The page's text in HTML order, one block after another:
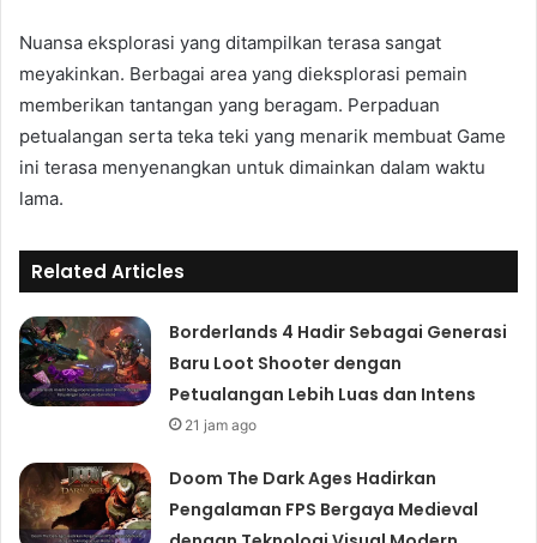
Nuansa eksplorasi yang ditampilkan terasa sangat
meyakinkan. Berbagai area yang dieksplorasi pemain
memberikan tantangan yang beragam. Perpaduan
petualangan serta teka teki yang menarik membuat Game
ini terasa menyenangkan untuk dimainkan dalam waktu
lama.
Related Articles
Borderlands 4 Hadir Sebagai Generasi
Baru Loot Shooter dengan
Petualangan Lebih Luas dan Intens
21 jam ago
Doom The Dark Ages Hadirkan
Pengalaman FPS Bergaya Medieval